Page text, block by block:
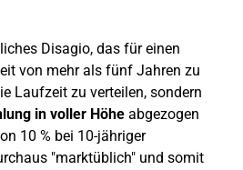
Disagio, das für einen
von mehr als fünf Jahren zu
Laufzeit zu verteilen, sondern
in voller Höhe abgezogen
10 % bei 10-jähriger
"marktüblich" und somit